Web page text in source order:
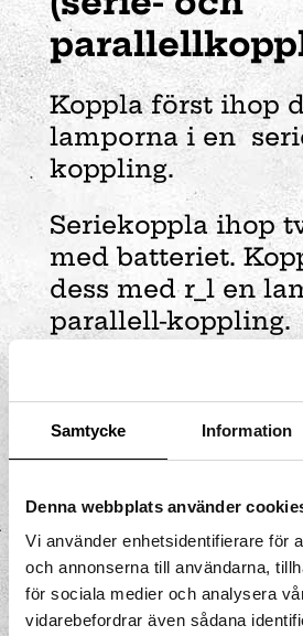
Samtycke Information
Denna webbplats använder
Vi använder enhetsidentifierare för
och annonserna till användarna,
för sociala medier och analysera
vidarebefordrar även sådana
Koppla först ihop
lamporna i en
koppling.
Seriekoppla ihop
med batteriet.
dess med r_l en
parallell-koppling.
Hur lyser